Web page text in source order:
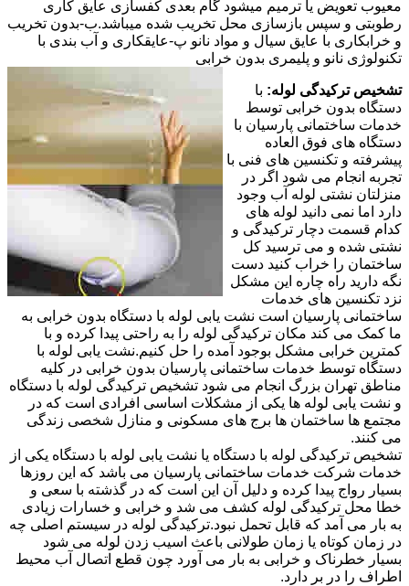
معیوب تعویض یا ترمیم میشود گام بعدی کفسازی عایق کاری
رطوبتی و سپس بازسازی محل تخریب شده میباشد.ب-بدون تخریب
و خرابکاری با عایق سیال و مواد نانو پ-عایقکاری و آب بندی با
تکنولوژی نانو و پلیمری بدون خرابی
تشخیص ترکیدگی لوله: با
دستگاه بدون خرابی توسط
خدمات ساختمانی پارسیان با
دستگاه های فوق العاده
پیشرفته و تکنسین های فنی با
تجربه انجام می شود اگر در
منزلتان نشتی لوله آب وجود
دارد اما نمی دانید لوله های
کدام قسمت دچار ترکیدگی و
نشتی شده و می ترسید کل
ساختمان را خراب کنید دست
نگه دارید راه چاره این مشکل
نزد تکنسین های خدمات
ساختمانی پارسیان است نشت یابی لوله با دستگاه بدون خرابی به
ما کمک می کند مکان ترکیدگی لوله را به راحتی پیدا کرده و با
کمترین خرابی مشکل بوجود آمده را حل کنیم.نشت یابی لوله با
دستگاه توسط خدمات ساختمانی پارسیان بدون خرابی در کلیه
مناطق تهران بزرگ انجام می شود تشخیص ترکیدگی لوله با دستگاه
و نشت یابی لوله ها یکی از مشکلات اساسی افرادی است که در
مجتمع ها ساختمان ها برج های مسکونی و منازل شخصی زندگی
می کنند.
تشخیص ترکیدگی لوله با دستگاه یا نشت یابی لوله با دستگاه یکی از
خدمات شرکت خدمات ساختمانی پارسیان می باشد که این روزها
بسیار رواج پیدا کرده و دلیل آن این است که در گذشته با سعی و
خطا محل ترکیدگی لوله کشف می شد و خرابی و خسارات زیادی
به بار می آمد که قابل تحمل نبود.ترکیدگی لوله در سیستم اصلی چه
در زمان کوتاه یا زمان طولانی باعث اسیب زدن لوله می شود
بسیار خطرناک و خرابی به بار می آورد چون قطع اتصال آب محیط
اطراف را در بر دارد.